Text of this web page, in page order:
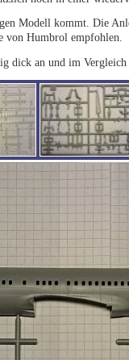
Modell kommt. Die
von Humbrol empfohlen.
dick an und im